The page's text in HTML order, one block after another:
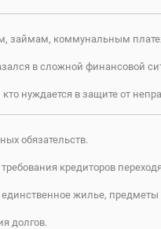
займам, коммунальным
в сложной финансовой
нуждается в защите от
обязательств.
кредиторов
жилье,
долгов.